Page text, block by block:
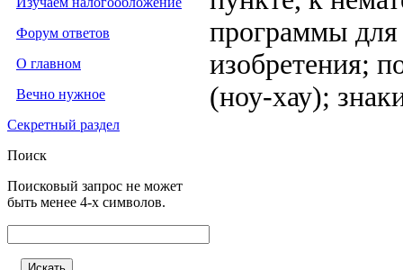
Форум ответов
О главном
Вечно нужное
Секретный раздел
Поиск
Поисковый запрос не может
быть менее 4-х символов.
программы
изобретения;
(ноу-хау);